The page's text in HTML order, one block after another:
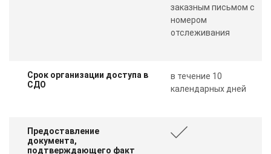
заказным письмом с
номером
отслеживания
Срок организации доступа в
СДО
в течение 10
календарных дней
Предоставление
документа,
подтверждающего факт